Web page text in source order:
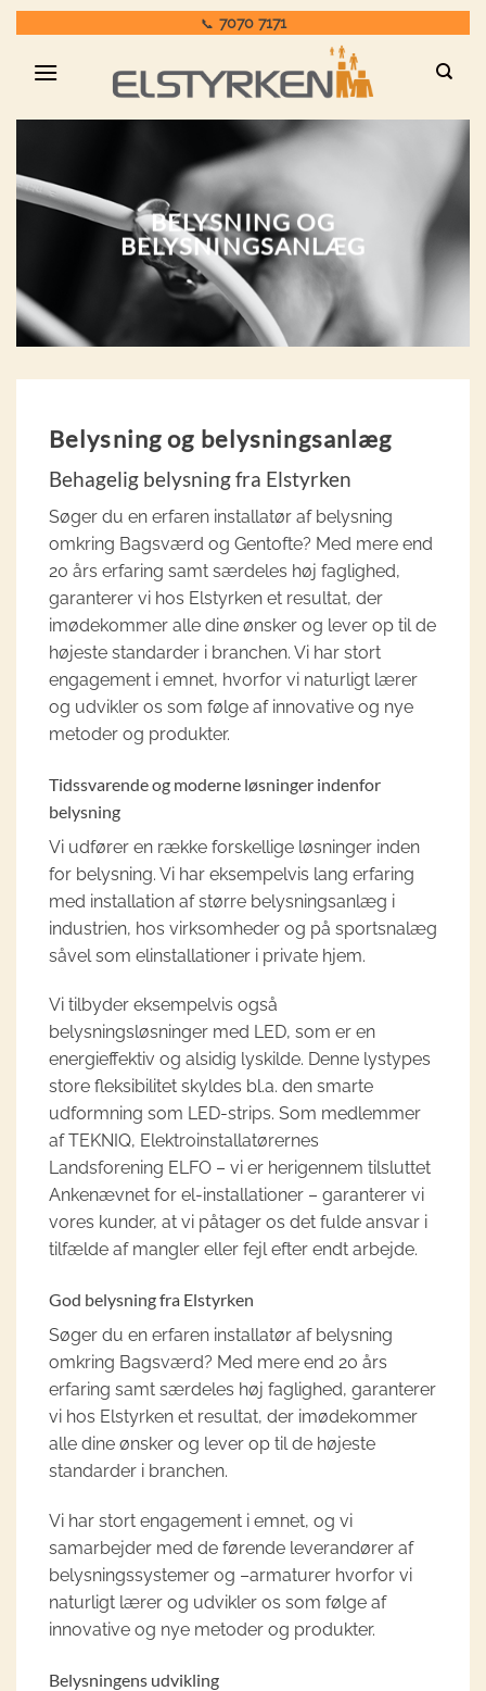
Fortsæt
indhold
📞 7070 7171
BELYSNING OG
BELYSNINGSANLÆG
Belysning og belysningsanlæg
Behagelig belysning fra Elstyrken
Søger du en erfaren installatør af belysning
omkring Bagsværd og Gentofte? Med mere end
20 års erfaring samt særdeles høj faglighed,
garanterer vi hos Elstyrken et resultat, der
imødekommer alle dine ønsker og lever op til de
højeste standarder i branchen. Vi har stort
engagement i emnet, hvorfor vi naturligt lærer
og udvikler os som følge af innovative og nye
metoder og produkter.
Tidssvarende og moderne løsninger indenfor
belysning
Vi udfører en række forskellige løsninger inden
for belysning. Vi har eksempelvis lang erfaring
med installation af større belysningsanlæg i
industrien, hos virksomheder og på sportsnalæg
såvel som elinstallationer i private hjem.
Vi tilbyder eksempelvis også
belysningsløsninger med LED, som er en
energieffektiv og alsidig lyskilde. Denne lystypes
store fleksibilitet skyldes bl.a. den smarte
udformning som LED-strips. Som medlemmer
af TEKNIQ, Elektroinstallatørernes
Landsforening ELFO – vi er herigennem tilsluttet
Ankenævnet for el-installationer – garanterer vi
vores kunder, at vi påtager os det fulde ansvar i
tilfælde af mangler eller fejl efter endt arbejde.
God belysning fra Elstyrken
Søger du en erfaren installatør af belysning
omkring Bagsværd? Med mere end 20 års
erfaring samt særdeles høj faglighed, garanterer
vi hos Elstyrken et resultat, der imødekommer
alle dine ønsker og lever op til de højeste
standarder i branchen.
Vi har stort engagement i emnet, og vi
samarbejder med de førende leverandører af
belysningssystemer og –armaturer hvorfor vi
naturligt lærer og udvikler os som følge af
innovative og nye metoder og produkter.
Belysningens udvikling